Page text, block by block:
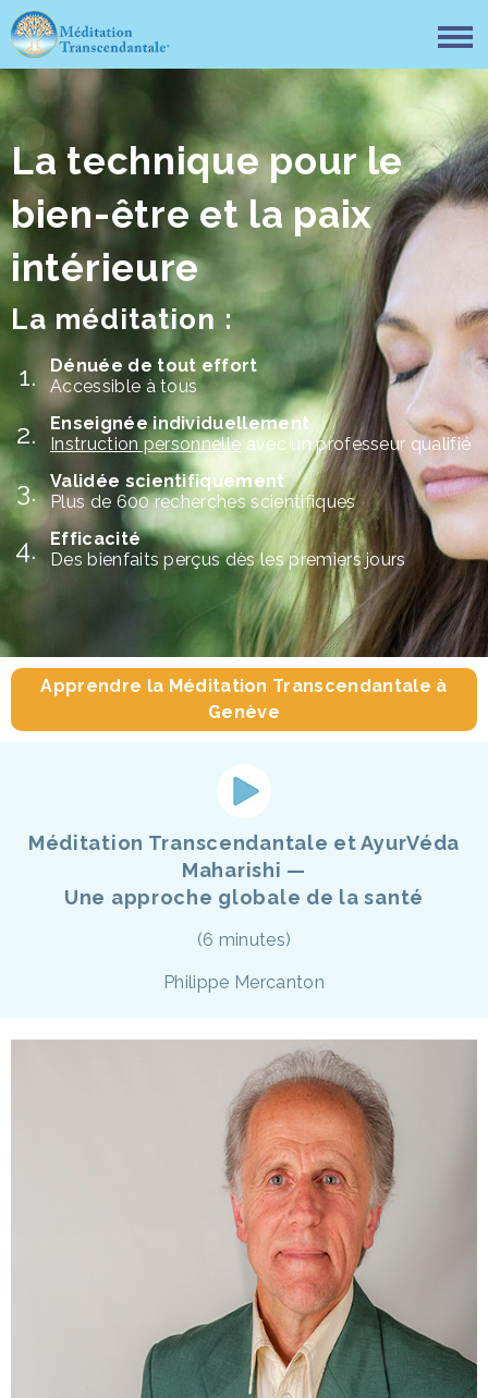
La technique pour le
bien-être et la paix
intérieure
La méditation :
Dénuée de tout effort
Accessible à tous
Enseignée individuellement
Instruction personnelle avec un professeur qualifié
Validée scientifiquement
Plus de 600 recherches scientifiques
Efficacité
Des bienfaits perçus dès les premiers jours
Apprendre la Méditation Transcendantale à
Genève
Méditation Transcendantale et AyurVéda
Maharishi —
Une approche globale de la santé
(6 minutes)
Philippe Mercanton